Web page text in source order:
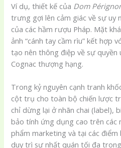
Ví dụ, thiết kế của Dom
trưng gợi lên cảm giác về sự uy
của các hầm rượu Pháp. Mặt
ảnh “cánh tay cầm rìu” kết hợp
tạo nên thông điệp về sự quyền
Cognac thượng hạng.
Trong kỷ nguyên cạnh tranh
cột trụ cho toàn bộ chiến lược
chỉ dừng lại ở nhãn chai (label),
bảo tính ứng dụng cao trên các
phẩm marketing và tại các điểm
duy trì sự nhất quán tối đa